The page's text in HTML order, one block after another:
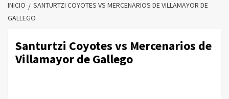
INICIO
SANTURTZI COYOTES VS MERCENARIOS DE VILLAMAYOR DE
GALLEGO
Santurtzi Coyotes vs Mercenarios de
Villamayor de Gallego